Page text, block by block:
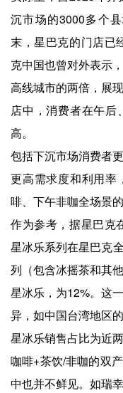
沉市场的3000多个
末，星巴克的门店已
克中国也曾对外表示
高线城市的两倍，展
店中，消费者在午后
高。
包括下沉市场消费者
更高需求度和利用率
啡、下午非咖全场景的
作为参考，据星巴克
星冰乐系列在星巴克
列（包含冰摇茶和其
星冰乐，为12%。这
异，如中国台湾地区
星冰乐销售占比为近
咖啡+茶饮/非咖的双
中也并不鲜见。如瑞